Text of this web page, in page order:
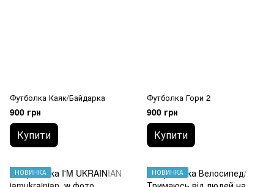
Футболка Каяк/Байдарка
900 грн
Купити
Футболка Гори 2
900 грн
Купити
НОВИНКА НОВИНКА